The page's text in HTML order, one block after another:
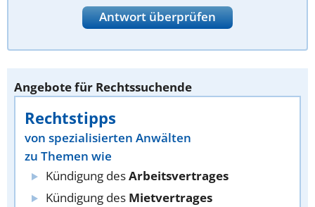
Antwort überprüfen
Angebote für Rechtssuchende
Rechtstipps
von spezialisierten Anwälten
zu Themen wie
Kündigung desArbeitsvertrages
Kündigung des Mietvertrages